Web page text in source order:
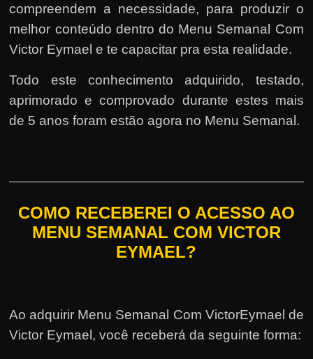
compreendem a necessidade, para produzir o
melhor conteúdo dentro do Menu Semanal Com
Victor Eymael e te capacitar pra esta realidade.
Todo este conhecimento adquirido, testado,
aprimorado e comprovado durante estes mais
de 5 anos foram estão agora no Menu Semanal.
COMO RECEBEREI O ACESSO AO
MENU SEMANAL COM VICTOR
EYMAEL?
Ao adquirir Menu Semanal Com VictorEymael de
Victor Eymael, você receberá da seguinte forma: